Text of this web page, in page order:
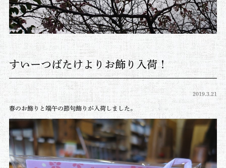
すいーつばたけよりお飾り入荷！
2019.3.21
春のお飾りと端午の節句飾りが入荷しました。